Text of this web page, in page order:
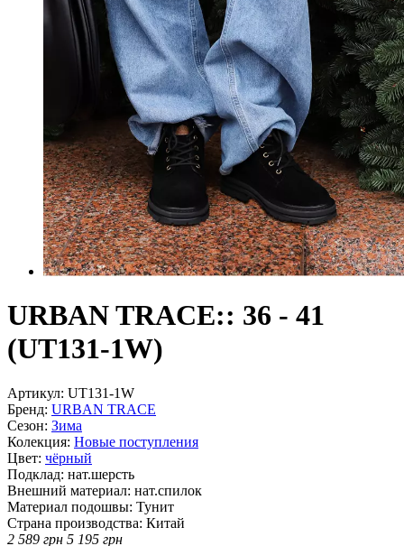
URBAN TRACE:: 36 - 41
(UT131-1W)
Артикул: UT131-1W
Бренд: URBAN TRACE
Сезон: Зима
Колекция: Новые поступления
Цвет: чёрный
Подклад: нат.шерсть
Внешний материал: нат.спилок
Материал подошвы: Тунит
Страна производства: Китай
2 589 грн 5 195 грн